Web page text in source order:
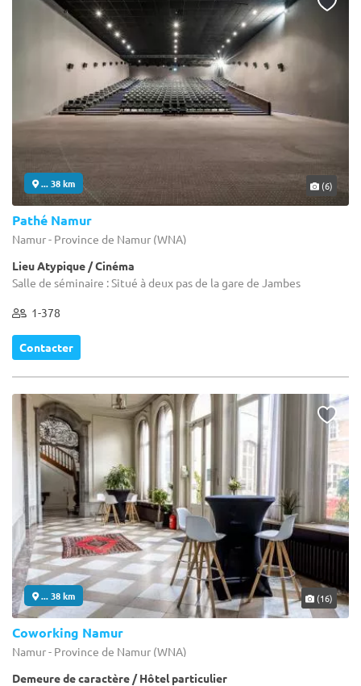
... 38 km (6)
Pathé Namur
Namur - Province de Namur (WNA)
Lieu Atypique / Cinéma
Salle de séminaire : Situé à deux pas de la gare de Jambes
1-378
Contacter
... 38 km (16)
Coworking Namur
Namur - Province de Namur (WNA)
Demeure de caractère / Hôtel particulier